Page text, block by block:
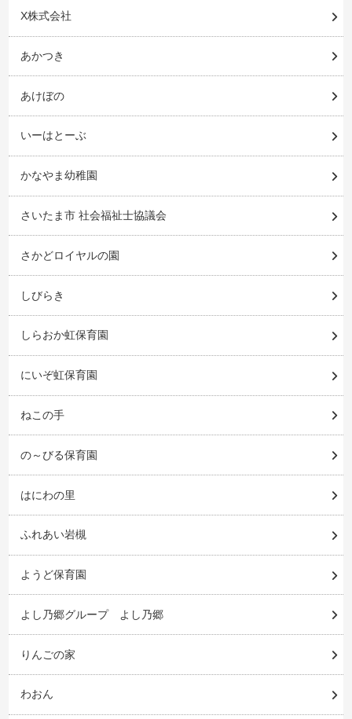
X株式会社
あかつき
あけぼの
いーはとーぶ
かなやま幼稚園
さいたま市 社会福祉士協議会
さかどロイヤルの園
しびらき
しらおか虹保育園
にいぞ虹保育園
ねこの手
の～びる保育園
はにわの里
ふれあい岩槻
ようど保育園
よし乃郷グループ よし乃郷
りんごの家
わおん